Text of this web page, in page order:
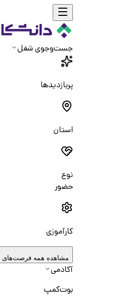
جست‌و‌جوی شغل
پربازدیدها
استان
نوع
حضور
کارآموزی
مشاهده همه فرصت‌های
آکادمی
بوت‌کمپ